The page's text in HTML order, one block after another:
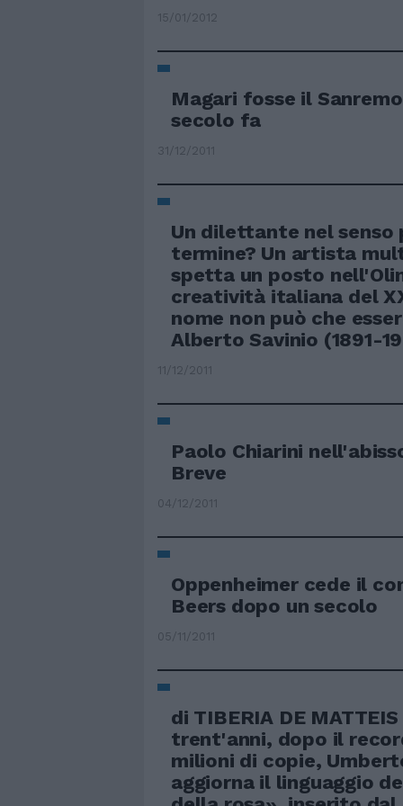
15/01/2012
Magari fosse il
secolo fa
31/12/2011
Un dilettante nel senso
termine? Un artista
spetta un posto
creatività italiana del
nome non può che
Alberto Savinio (1891-
11/12/2011
Paolo Chiarini
Breve
04/12/2011
Oppenheimer cede il
Beers dopo un secolo
05/11/2011
di TIBERIA DE
trent'anni, dopo il
milioni di copie,
aggiorna il linguaggio